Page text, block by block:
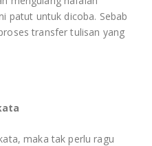
patut untuk dicoba. Sebab
transfer tulisan yang
maka tak perlu ragu